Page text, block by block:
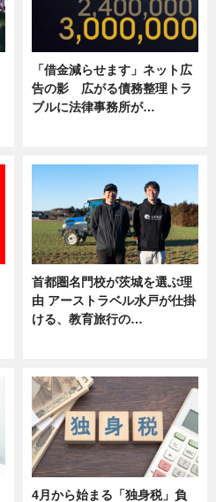
「借金減らせます」ネット広
告の影 広がる債務整理トラ
ブルに法律事務所が…
首都圏名門校が茨城を選ぶ理
由 アーストラベル水戸が仕掛
ける、教育旅行の…
4月から始まる「独身税」負